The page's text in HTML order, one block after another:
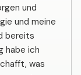
und
und meine
bereits
habe ich
was